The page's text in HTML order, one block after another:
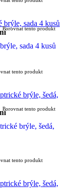
Porovnat tento produkt
sada 4 kusů
tento produkt
Porovnat tento produkt
brýle, šedá,
tento produkt